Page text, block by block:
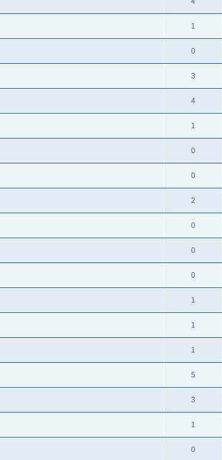
1
0
3
4
1
0
0
2
0
0
0
1
1
1
5
3
1
0